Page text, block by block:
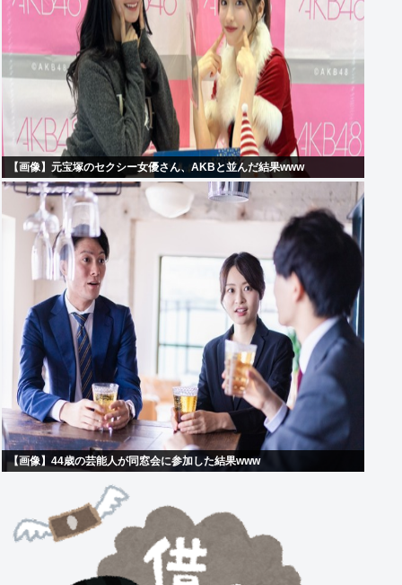
【画像】元宝塚のセクシー女優さん、AKBと並んだ結果www
【画像】44歳の芸能人が同窓会に参加した結果www